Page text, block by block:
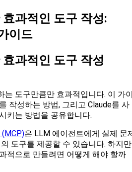
과적인 도구 작성:
이드
과적인 도구 작성
는 도구만큼만 효과적입니다. 이 가
작성하는 방법, 그리고 Claude를 사
키는 방법을 공유합니다.
은 LLM 에이전트에게 실제 문
도구를 제공할 수 있습니다. 하지만
적으로 만들려면 어떻게 해야 할까